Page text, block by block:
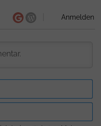
Anmelden
E-